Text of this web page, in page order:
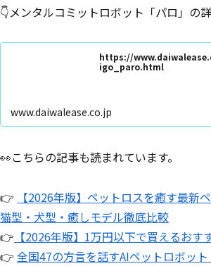
👇メンタルコミットロボット「パロ」の詳
https://
igo_paro.html
www.daiwalease.co.jp
👀こちらの記事も読まれています。
👉
【2026年版】ペットロスを癒す最新
猫型・犬型・癒しモデル徹底比較
👉 【2026年版】1万円以下で買えるおす
👉 全国47の方言を話すAIペットロボット